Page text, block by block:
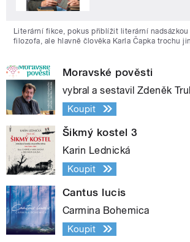
Literární fikce, pokus přiblížit literární
filozofa, ale hlavně člověka Karla Čapka trochu
Moravské pověsti
vybral a sestavil Zdeněk
Koupit
Šikmý kostel 3
Karin Lednická
Koupit
Cantus lucis
Carmina Bohemica
Koupit